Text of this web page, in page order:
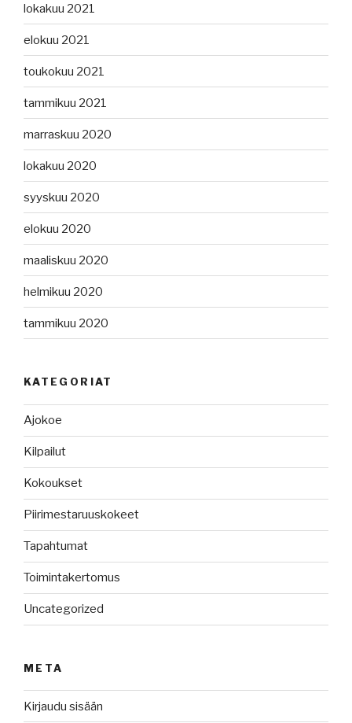
lokakuu 2021
elokuu 2021
toukokuu 2021
tammikuu 2021
marraskuu 2020
lokakuu 2020
syyskuu 2020
elokuu 2020
maaliskuu 2020
helmikuu 2020
tammikuu 2020
KATEGORIAT
Ajokoe
Kilpailut
Kokoukset
Piirimestaruuskokeet
Tapahtumat
Toimintakertomus
Uncategorized
META
Kirjaudu sisään